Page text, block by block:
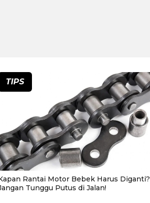
TIPS
Rantai Motor Bebek Harus Diganti?
Tunggu Putus di Jalan!